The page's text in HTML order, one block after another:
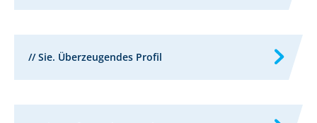
// Sie. Überzeugendes Profil